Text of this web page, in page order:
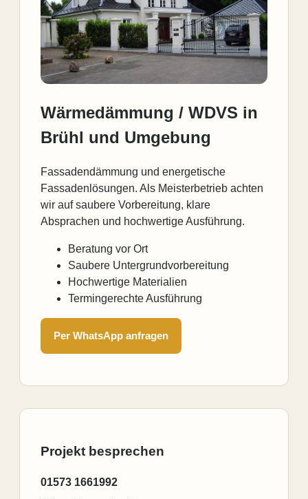
Wärmedämmung / WDVS in
Brühl und Umgebung
Fassadendämmung und energetische
Fassadenlösungen. Als Meisterbetrieb achten
wir auf saubere Vorbereitung, klare
Absprachen und hochwertige Ausführung.
Beratung vor Ort
Saubere Untergrundvorbereitung
Hochwertige Materialien
Termingerechte Ausführung
Per WhatsApp anfragen
Projekt besprechen
01573 1661992